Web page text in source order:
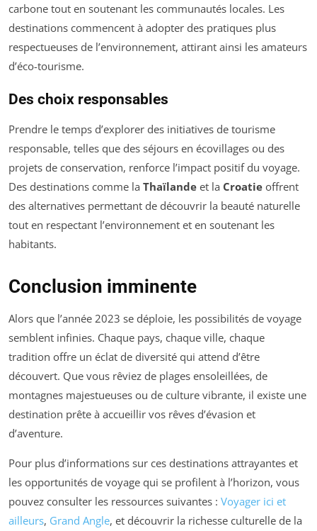
carbone tout en soutenant les communautés locales. Les
destinations commencent à adopter des pratiques plus
respectueuses de l’environnement, attirant ainsi les amateurs
d’éco-tourisme.
Des choix responsables
Prendre le temps d’explorer des initiatives de tourisme
responsable, telles que des séjours en écovillages ou des
projets de conservation, renforce l’impact positif du voyage.
Des destinations comme la Thaïlande et la Croatie offrent
des alternatives permettant de découvrir la beauté naturelle
tout en respectant l’environnement et en soutenant les
habitants.
Conclusion imminente
Alors que l’année 2023 se déploie, les possibilités de voyage
semblent infinies. Chaque pays, chaque ville, chaque
tradition offre un éclat de diversité qui attend d’être
découvert. Que vous rêviez de plages ensoleillées, de
montagnes majestueuses ou de culture vibrante, il existe une
destination prête à accueillir vos rêves d’évasion et
d’aventure.
Pour plus d’informations sur ces destinations attrayantes et
les opportunités de voyage qui se profilent à l’horizon, vous
pouvez consulter les ressources suivantes : Voyager ici et
ailleurs, Grand Angle, et découvrir la richesse culturelle de la